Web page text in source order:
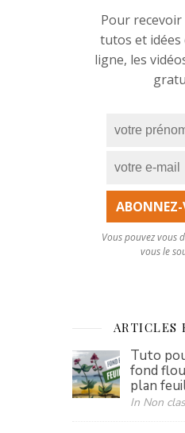
Pour
tutos et idées
ligne, les
Vous pouvez vous
vous le
ARTICLES
Tuto
fond
plan
In Non